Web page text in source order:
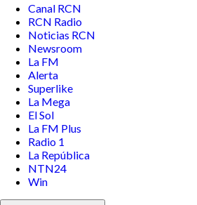
Canal RCN
RCN Radio
Noticias RCN
Newsroom
La FM
Alerta
Superlike
La Mega
El Sol
La FM Plus
Radio 1
La República
NTN24
Win